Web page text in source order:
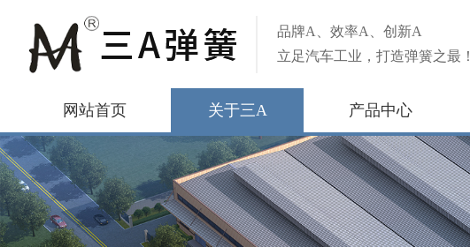
品牌A、效率A、创新A
立足汽车工业，打造弹簧之最！
网站首页 关于三A 产品中心